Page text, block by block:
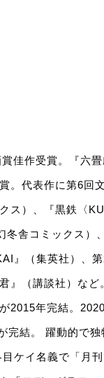
佳作受賞。『六
。代表作に第6回
ス）、『黒鉄〈
舎コミックス）
』（集英社）、
』（講談社）な
2015年完結。
完結。 躍動的で
ケイ名義で「月